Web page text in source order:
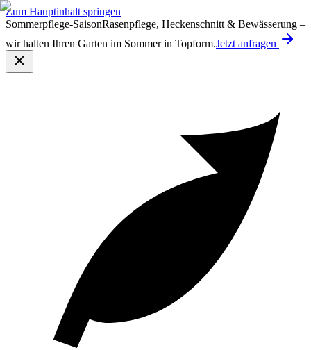
Zum Hauptinhalt springen
Sommerpflege-SaisonRasenpflege, Heckenschnitt & Bewässerung –
wir halten Ihren Garten im Sommer in Topform.Jetzt anfragen